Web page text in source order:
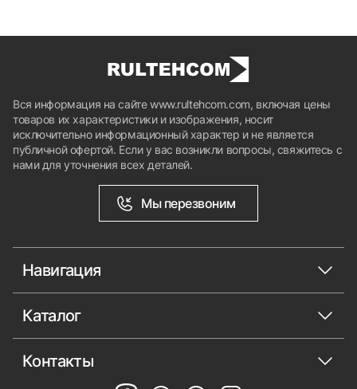
Вся информация на сайте www.rultehcom.com, включая цены
товаров их характеристики и изображения, носит
исключительно информационный характер и не является
публичной офертой. Если у вас возникли вопросы, свяжитесь с
нами для уточнения всех деталей.
Мы перезвоним
Навигация
Каталог
Контакты